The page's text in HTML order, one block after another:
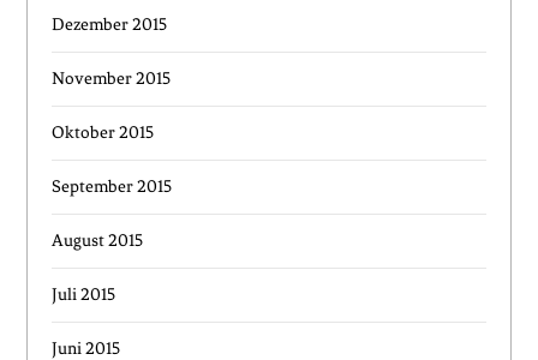
Dezember 2015
November 2015
Oktober 2015
September 2015
August 2015
Juli 2015
Juni 2015